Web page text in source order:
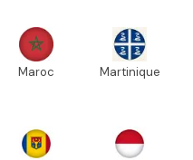
Maroc Martinique